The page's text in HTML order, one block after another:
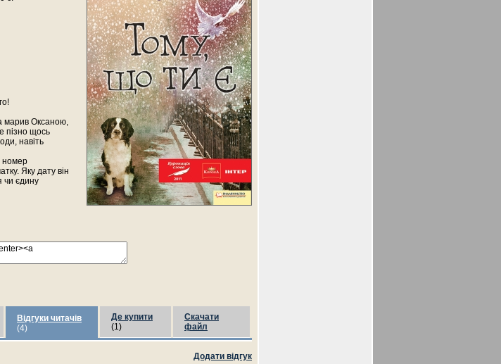
марив Оксаною,
пізно щось
навіть
номер
Яку дату він
чи єдину
Відгуки читачів
(4)
Де купити
(1)
Скачати
файл
Додати відгук